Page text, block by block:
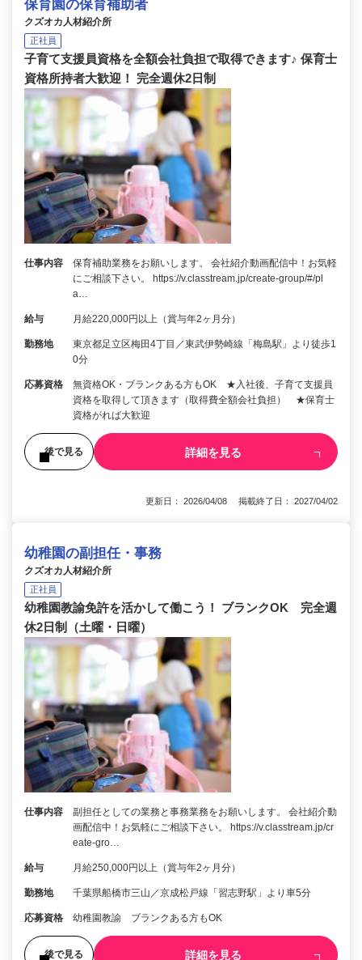
保育園の保育補助者
クズオカ人材紹介所
正社員
子育て支援員資格を全額会社負担で取得できます♪ 保育士
資格所持者大歓迎！ 完全週休2日制
仕事内容
保育補助業務をお願いします。 会社紹介動画配信中！お気軽
にご相談下さい。 https://v.classtream.jp/create-group/#/pl
a…
給与 月給220,000円以上（賞与年2ヶ月分）
勤務地
東京都足立区梅田4丁目／東武伊勢崎線「梅島駅」より徒歩1
0分
応募資格
無資格OK・ブランクある方もOK ★入社後、子育て支援員
資格を取得して頂きます（取得費全額会社負担） ★保育士
資格がれば大歓迎
後で見る 詳細を見る
更新日： 2026/04/08 掲載終了日： 2027/04/02
幼稚園の副担任・事務
クズオカ人材紹介所
正社員
幼稚園教諭免許を活かして働こう！ ブランクOK 完全週
休2日制（土曜・日曜）
仕事内容
副担任としての業務と事務業務をお願いします。 会社紹介動
画配信中！お気軽にご相談下さい。 https://v.classtream.jp/cr
eate-gro…
給与 月給250,000円以上（賞与年2ヶ月分）
勤務地 千葉県船橋市三山／京成松戸線「習志野駅」より車5分
応募資格 幼稚園教諭 ブランクある方もOK
後で見る 詳細を見る